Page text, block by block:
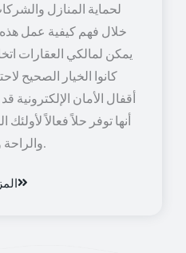
لحماية المنازل
خلال فهم كيفية عمل هذه
يمكن لمالكي العقارات
كانوا الخيار الصحيح
أقفال الأمان الإلكترونية
أنها توفر حلاً فعالاً
والراحة والوصول القابل للتخصيص.